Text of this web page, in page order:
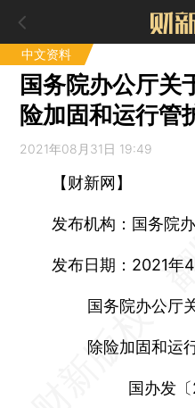
中文资料
国务院办公厅关
险加固和运行管
2021年08月31日 19:49
【财新网】
发布机构：国务院
发布日期：2021年
国务院办公厅
除险加固和运
国办发